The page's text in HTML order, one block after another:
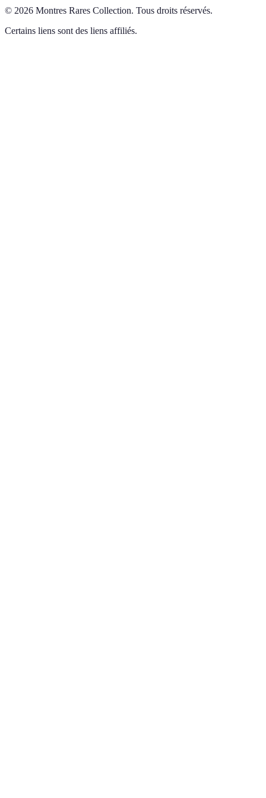
© 2026 Montres Rares Collection. Tous droits réservés.
Certains liens sont des liens affiliés.